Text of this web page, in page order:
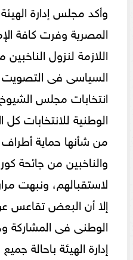
وأكد مجلس إدارة
المصرية وفرت كافة
اللازمة لنزول
السياسى فى التصويت
انتخابات مجلس
الوطنية للانتخابات كل
من شأنها حماية أطراف
والناخبين من جائحة
لاستقبالهم، ونبهت
إلا أن البعض تقاعس
الوطنى فى المشاركة
إدارة الهيئة باحالة